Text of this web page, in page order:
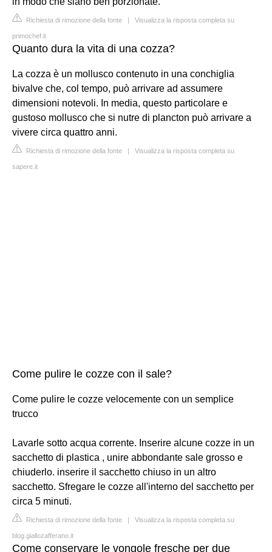
Richiesta di rimozione della fonte | Visualizza la risposta completa su
primochef.it
Quanto dura la vita di una cozza?
La cozza è un mollusco contenuto in una conchiglia
bivalve che, col tempo, può arrivare ad assumere
dimensioni notevoli. In media, questo particolare e
gustoso mollusco che si nutre di plancton può arrivare a
vivere circa quattro anni.
Richiesta di rimozione della fonte | Visualizza la risposta completa su
sapere.it
Come pulire le cozze con il sale?
Come pulire le cozze velocemente con un semplice
trucco
Lavarle sotto acqua corrente. Inserire alcune cozze in un
sacchetto di plastica , unire abbondante sale grosso e
chiuderlo. inserire il sacchetto chiuso in un altro
sacchetto. Sfregare le cozze all'interno del sacchetto per
circa 5 minuti.
Richiesta di rimozione della fonte | Visualizza la risposta completa su
blog.giallozafferano.it
Come conservare le vongole fresche per due